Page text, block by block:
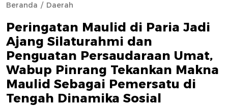
AFN BEAUTY LUXURY
Beranda Daerah
Peringatan Maulid di Paria Jadi
Ajang Silaturahmi dan
Penguatan Persaudaraan Umat,
Wabup Pinrang Tekankan Makna
Maulid Sebagai Pemersatu di
Tengah Dinamika Sosial